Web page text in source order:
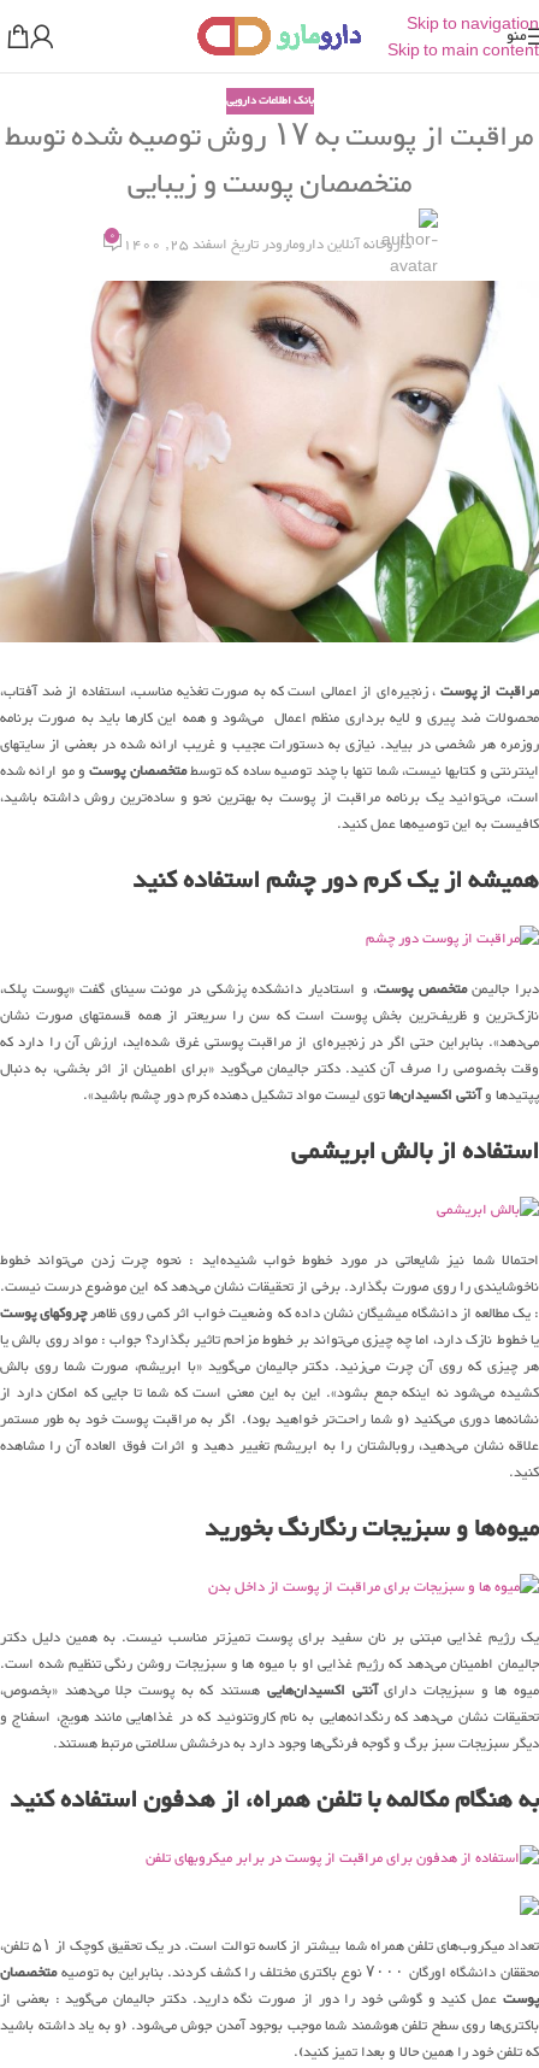
Skip to navigation
Skip to main content
منو
بانک اطلاعات دارویی
مراقبت از پوست به ۱۷ روش توصیه شده توسط
متخصصان پوست و زیبایی
داروخانه آنلاین دارومارودر تاریخ اسفند 25, 1400 0
مراقبت از پوست، زنجیره‌ای از اعمالی است که به صورت تغذیه مناسب، استفاده از ضد آفتاب،
محصولات ضد پیری و لایه برداری منظم اعمال می‌شود و همه این کارها باید به صورت برنامه
روزمره هر شخصی در بیاید. نیازی به دستورات عجیب و غریب ارائه شده در بعضی از سایتهای
اینترنتی و کتابها نیست، شما تنها با چند توصیه ساده که توسطمتخصصان پوستو مو ارائه شده
است، می‌توانید یک برنامه مراقبت از پوست به بهترین نحو و ساده‌ترین روش داشته باشید،
کافیست به این توصیه‌ها عمل کنید.
همیشه از یک کرم دور چشم استفاده کنید
دبرا جالیمنمتخصص پوست، و استادیار دانشکده پزشکی در مونت سینای گفت «پوست پلک،
نازک‌ترین و ظریف‌ترین بخش پوست است که سن را سریعتر از همه قسمتهای صورت نشان
می‌دهد». بنابراین حتی اگر در زنجیره‌ای از مراقبت پوستی غرق شده‌اید، ارزش آن را دارد که
وقت بخصوصی را صرف آن کنید. دکتر جالیمان می‌گوید «برای اطمینان از اثر بخشی، به دنبال
پپتیدها وآنتی اکسیدان‌هاتوی لیست مواد تشکیل دهنده کرم دور چشم باشید».
استفاده از بالش ابریشمی
احتمالا شما نیز شایعاتی در مورد خطوط خواب شنیده‌اید : نحوه چرت زدن می‌تواند خطوط
ناخوشایندی را روی صورت بگذارد. برخی از تحقیقات نشان می‌دهد که این موضوع درست نیست.
: یک مطالعه از دانشگاه میشیگان نشان داده که وضعیت خواب اثر کمی روی ظاهرچروکهای پوست
یا خطوط نازک دارد، اما چه چیزی می‌تواند بر خطوط مزاحم تاثیر بگذارد؟ جواب : مواد روی بالش یا
هر چیزی که روی آن چرت می‌زنید. دکتر جالیمان می‌گوید «با ابریشم، صورت شما روی بالش
کشیده می‌شود نه اینکه جمع بشود». این به این معنی است که شما تا جایی که امکان دارد از
نشانه‌ها دوری می‌کنید (و شما راحت‌تر خواهید بود). اگر به مراقبت پوست خود به طور مستمر
علاقه نشان می‌دهید، روبالشتان را به ابریشم تغییر دهید و اثرات فوق العاده آن را مشاهده
کنید.
میوه‌ها و سبزیجات رنگارنگ بخورید
یک رژیم غذایی مبتنی بر نان سفید برای پوست تمیزتر مناسب نیست. به همین دلیل دکتر
جالیمان اطمینان می‌دهد که رژیم غذایی او با میوه ها و سبزیجات روشن رنگی تنظیم شده است.
میوه ها و سبزیجات دارایآنتی اکسیدان‌هایی هستند که به پوست جلا می‌دهند «بخصوص،
تحقیقات نشان می‌دهد که رنگدانه‌هایی به نام کاروتنوئید که در غذاهایی مانند هویج، اسفناج و
دیگر سبزیجات سبز برگ و گوجه فرنگی‌ها وجود دارد به درخشش سلامتی مرتبط هستند.
به هنگام مکالمه با تلفن همراه، از هدفون استفاده کنید
تعداد میکروب‌های تلفن‌ همراه شما بیشتر از کاسه توالت است. در یک تحقیق کوچک از ۵۱ تلفن،
محققان دانشگاه اورگان ۷۰۰۰ نوع باکتری مختلف را کشف کردند. بنابراین به توصیه
متخصصان
پوست عمل کنید و گوشی خود را دور از صورت نگه دارید. دکتر جالیمان می‌گوید : بعضی از
باکتری‌ها روی سطح تلفن هوشمند شما موجب بوجود آمدن جوش می‌شود. (و به یاد داشته باشید
که تلفن خود را همین حالا و بعدا تمیز کنید).